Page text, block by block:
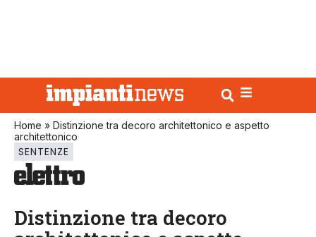
Home » Distinzione tra decoro architettonico e aspetto
architettonico
SENTENZE
Distinzione tra decoro